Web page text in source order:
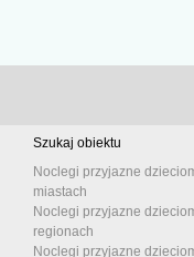
Szukaj obiektu
Noclegi przyjazne
miastach
Noclegi przyjazne
regionach
Noclegi przyjazne